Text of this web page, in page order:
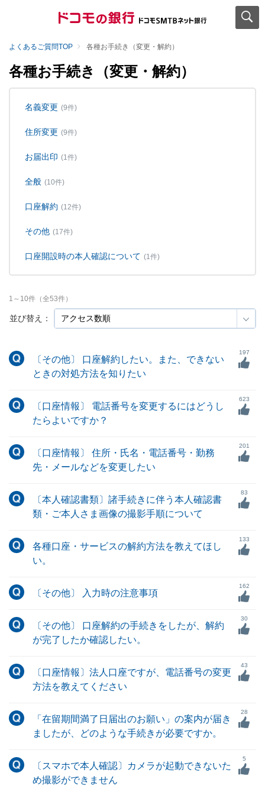
よくあるご質問TOP 各種お手続き（変更・解約）
各種お手続き（変更・解約）
名義変更 (9件)
住所変更 (9件)
お届出印 (1件)
全般 (10件)
口座解約 (12件)
その他 (17件)
口座開設時の本人確認について (1件)
並び替え：
1 ～ 10件（全53件）
〔その他〕 口座解約したい。また、できない
ときの対処方法を知りたい
197
〔口座情報〕 電話番号を変更するにはどうし
たらよいですか？
623
〔口座情報〕 住所・氏名・電話番号・勤務
先・メールなどを変更したい
201
〔本人確認書類〕諸手続きに伴う本人確認書
類・ご本人さま画像の撮影手順について
83
各種口座・サービスの解約方法を教えてほし
い。
133
〔その他〕 入力時の注意事項
162
〔その他〕 口座解約の手続きをしたが、解約
が完了したか確認したい。
30
〔口座情報〕法人口座ですが、電話番号の変更
方法を教えてください
43
「在留期間満了日届出のお願い」の案内が届き
ましたが、どのような手続きが必要ですか。
28
〔スマホで本人確認〕カメラが起動できないた
め撮影ができません
5